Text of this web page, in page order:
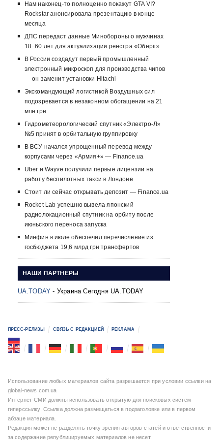
Нам наконец-то полноценно покажут GTA VI?
Rockstar анонсировала презентацию в конце
месяца
ДПС передаст данные Минобороны о мужчинах
18−60 лет для актуализации реестра «Оберіг»
В России создадут первый промышленный
электронный микроскоп для производства чипов
— он заменит установки Hitachi
Экскомандующий логистикой Воздушных сил
подозревается в незаконном обогащении на 21
млн грн
Гидрометеорологический спутник «Электро-Л»
№5 принят в орбитальную группировку
В ВСУ начался упрощенный перевод между
корпусами через «Армия+» — Finance.ua
Uber и Wayve получили первые лицензии на
работу беспилотных такси в Лондоне
Стоит ли сейчас открывать депозит — Finance.ua
Rocket Lab успешно вывела японский
радиолокационный спутник на орбиту после
июньского переноса запуска
Минфин в июле обеспечил перечисление из
госбюджета 19,6 млрд грн трансфертов
НАШИ ПАРТНЁРЫ
UA.TODAY - Украина Сегодня UA.TODAY
ПРЕСС-РЕЛИЗЫ СВЯЗЬ С РЕДАКЦИЕЙ РЕКЛАМА
Использование любых материалов сайта разрешается при условии ссылки на
global-news.com.ua
Интернет-СМИ должны использовать открытую для поисковых систем
гиперссылку. Ссылка должна размещаться в подзаголовке или в первом
абзаце материала.
Редакция может не разделять точку зрения авторов статей и ответственности
за содержание републицируемых материалов не несет.